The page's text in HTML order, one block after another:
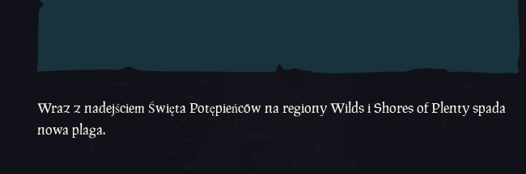
Wraz z nadejściem Święta Potępieńców na regiony Wilds i Shores of Plenty spada
nowa plaga.